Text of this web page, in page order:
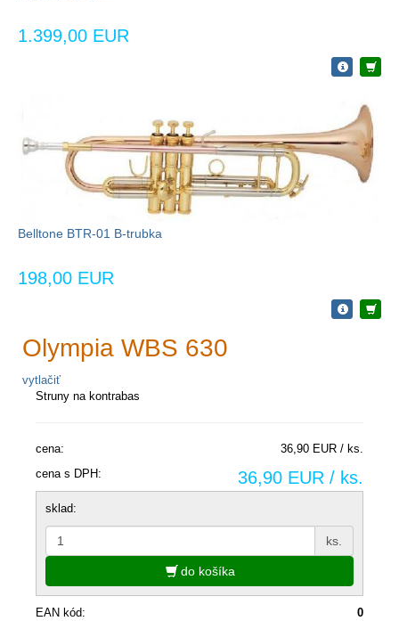
1.399,00 EUR
Belltone BTR-01 B-trubka
198,00 EUR
Olympia WBS 630
vytlačiť
Struny na kontrabas
cena:
36,90 EUR / ks.
cena s DPH:
36,90 EUR / ks.
sklad:
ks.
do košíka
EAN kód:
0